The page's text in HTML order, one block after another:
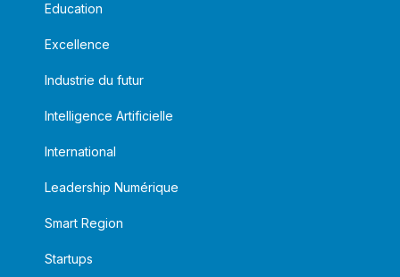
Education
Excellence
Industrie du futur
Intelligence Artificielle
International
Leadership Numérique
Smart Region
Startups